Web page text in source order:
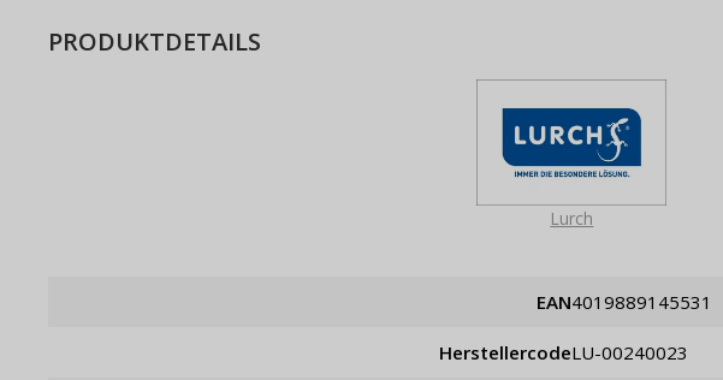
PRODUKTDETAILS
Lurch
EAN 4019889145531
Herstellercode LU-00240023